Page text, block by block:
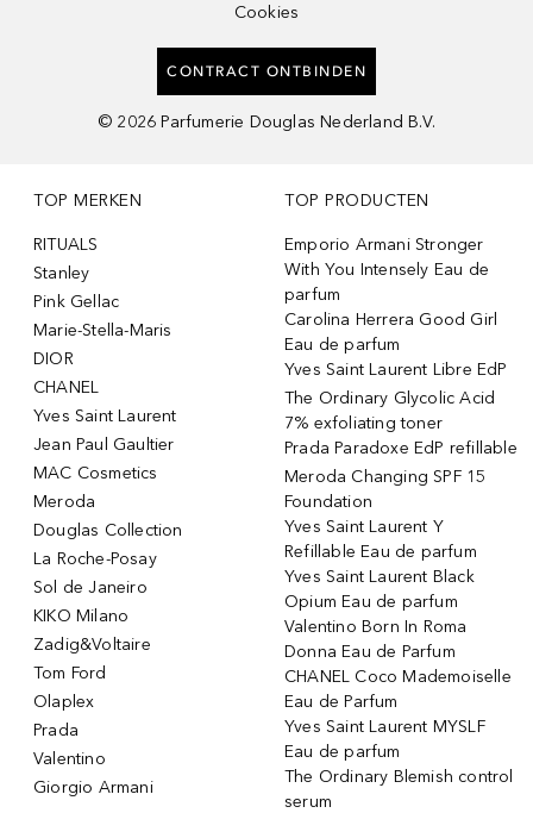
Cookies
CONTRACT ONTBINDEN
© 2026 Parfumerie Douglas Nederland B.V.
TOP MERKEN
RITUALS
Stanley
Pink Gellac
Marie-Stella-Maris
DIOR
CHANEL
Yves Saint Laurent
Jean Paul Gaultier
MAC Cosmetics
Meroda
Douglas Collection
La Roche-Posay
Sol de Janeiro
KIKO Milano
Zadig&Voltaire
Tom Ford
Olaplex
Prada
Valentino
Giorgio Armani
TOP PRODUCTEN
Emporio Armani Stronger
With You Intensely Eau de
parfum
Carolina Herrera Good Girl
Eau de parfum
Yves Saint Laurent Libre EdP
The Ordinary Glycolic Acid
7% exfoliating toner
Prada Paradoxe EdP refillable
Meroda Changing SPF 15
Foundation
Yves Saint Laurent Y
Refillable Eau de parfum
Yves Saint Laurent Black
Opium Eau de parfum
Valentino Born In Roma
Donna Eau de Parfum
CHANEL Coco Mademoiselle
Eau de Parfum
Yves Saint Laurent MYSLF
Eau de parfum
The Ordinary Blemish control
serum